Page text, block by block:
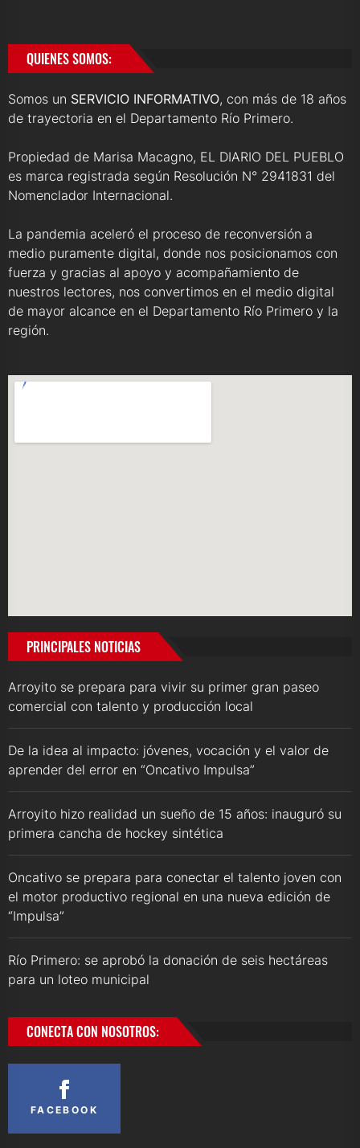
QUIENES SOMOS:
Somos un SERVICIO INFORMATIVO, con más de 18 años
de trayectoria en el Departamento Río Primero.
Propiedad de Marisa Macagno, EL DIARIO DEL PUEBLO
es marca registrada según Resolución N° 2941831 del
Nomenclador Internacional.
La pandemia aceleró el proceso de reconversión a
medio puramente digital, donde nos posicionamos con
fuerza y gracias al apoyo y acompañamiento de
nuestros lectores, nos convertimos en el medio digital
de mayor alcance en el Departamento Río Primero y la
región.
PRINCIPALES NOTICIAS
Arroyito se prepara para vivir su primer gran paseo
comercial con talento y producción local
De la idea al impacto: jóvenes, vocación y el valor de
aprender del error en “Oncativo Impulsa”
Arroyito hizo realidad un sueño de 15 años: inauguró su
primera cancha de hockey sintética
Oncativo se prepara para conectar el talento joven con
el motor productivo regional en una nueva edición de
“Impulsa”
Río Primero: se aprobó la donación de seis hectáreas
para un loteo municipal
CONECTA CON NOSOTROS:
FACEBOOK